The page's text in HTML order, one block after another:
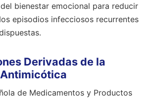
bienestar emocional para reducir
episodios infecciosos recurrentes
Derivadas de la
de Medicamentos y Productos